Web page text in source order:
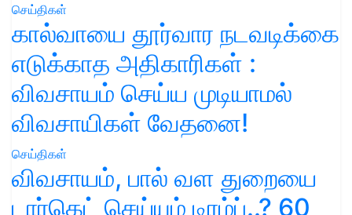
செய்திகள்
கால்வாயை தூர்வார நடவடிக்கை
எடுக்காத அதிகாரிகள் :
விவசாயம் செய்ய முடியாமல்
விவசாயிகள் வேதனை!
செய்திகள்
விவசாயம், பால் வள துறையை
டார்கெட் செய்யும் டிரம்ப்..? 60